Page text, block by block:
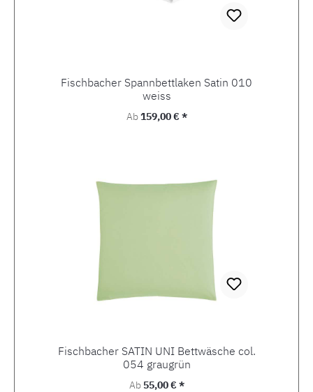
Fischbacher Spannbettlaken Satin 010
weiss
Regulärer Preis:
Ab159,00 € *
Fischbacher SATIN UNI Bettwäsche col.
054 graugrün
Regulärer Preis:
Ab 55,00 € *